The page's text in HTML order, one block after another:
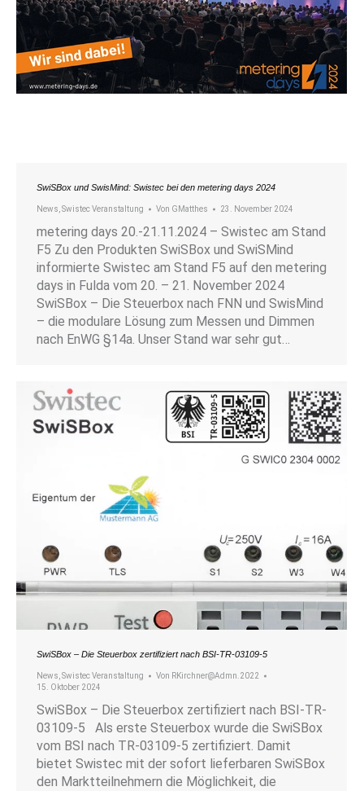
SwiSBox und SwisMind: Swistec bei den metering days 2024
News,Swistec Veranstaltung Von GMatthes 23. November 2024
metering days 20.-21.11.2024 – Swistec am Stand
F5 Zu den Produkten SwiSBox und SwiSMind
informierte Swistec am Stand F5 auf den metering
days in Fulda vom 20. – 21. November 2024
SwiSBox – Die Steuerbox nach FNN und SwisMind
– die modulare Lösung zum Messen und Dimmen
nach EnWG §14a. Unser Stand war sehr gut…
SwiSBox – Die Steuerbox zertifiziert nach BSI-TR-03109-5
News,Swistec Veranstaltung Von RKirchner@Admn.2022
15. Oktober 2024
SwiSBox – Die Steuerbox zertifiziert nach BSI-TR-
03109-5 Als erste Steuerbox wurde die SwiSBox
vom BSI nach TR-03109-5 zertifiziert. Damit
bietet Swistec mit der sofort lieferbaren SwiSBox
den Marktteilnehmern die Möglichkeit, die